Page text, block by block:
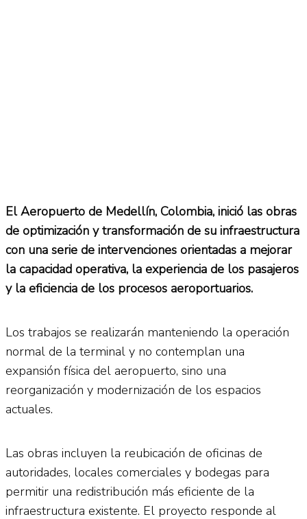
El Aeropuerto de Medellín, Colombia, inició las obras
de optimización y transformación de su infraestructura
con una serie de intervenciones orientadas a mejorar
la capacidad operativa, la experiencia de los pasajeros
y la eficiencia de los procesos aeroportuarios.
Los trabajos se realizarán manteniendo la operación
normal de la terminal y no contemplan una
expansión física del aeropuerto, sino una
reorganización y modernización de los espacios
actuales.
Las obras incluyen la reubicación de oficinas de
autoridades, locales comerciales y bodegas para
permitir una redistribución más eficiente de la
infraestructura existente. El proyecto responde al